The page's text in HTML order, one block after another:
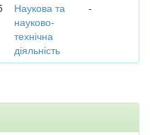
Наукова та
науково-
технічна
діяльність
-